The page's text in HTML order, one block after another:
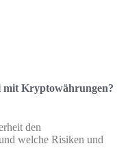
mit Kryptowährungen?
den
welche Risiken und